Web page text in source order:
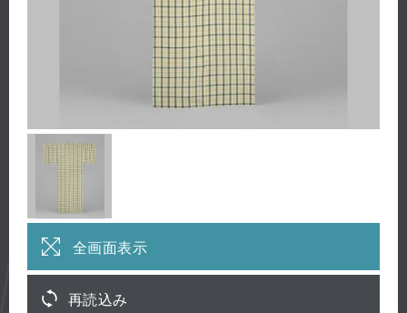
全画面表示
再読込み